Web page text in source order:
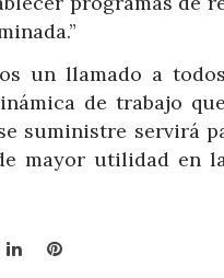
un llamado a
de trabajo
suministre servirá
mayor utilidad en
LinkedInPinterest